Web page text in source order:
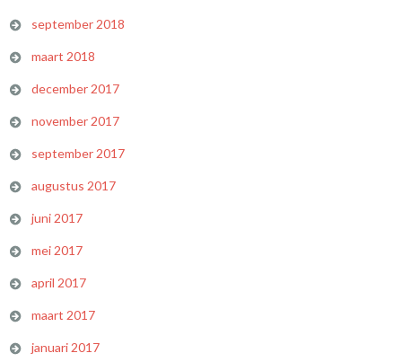
september 2018
maart 2018
december 2017
november 2017
september 2017
augustus 2017
juni 2017
mei 2017
april 2017
maart 2017
januari 2017